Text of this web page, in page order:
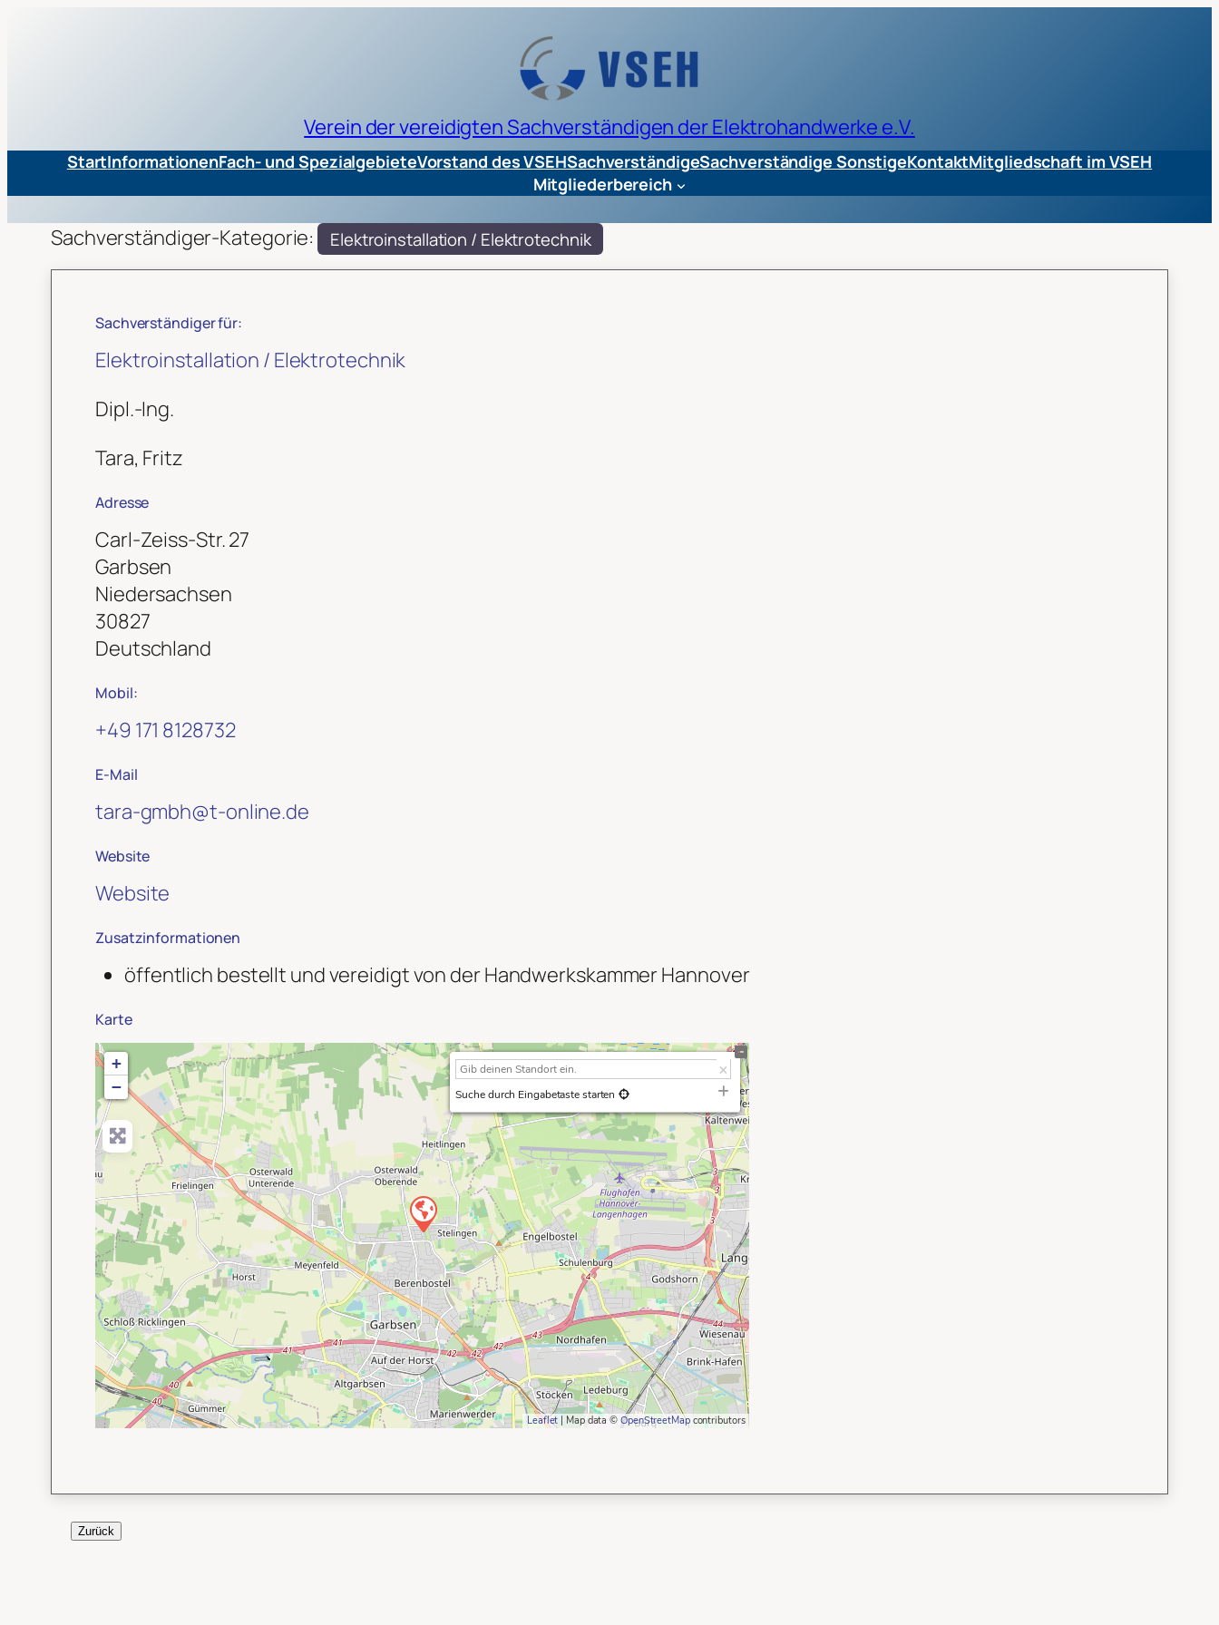
Verein der vereidigten Sachverständigen der Elektrohandwerke e.V.
StartInformationenFach- und SpezialgebieteVorstand des VSEHSachverständigeSachverständige SonstigeKontaktMitgliedschaft im VSEH
Mitgliederbereich
Sachverständiger-Kategorie: Elektroinstallation / Elektrotechnik
Sachverständiger für:
Elektroinstallation / Elektrotechnik
Dipl.-Ing.
Tara, Fritz
Adresse
Carl-Zeiss-Str. 27
Garbsen
Niedersachsen
30827
Deutschland
Mobil:
+49 171 8128732
E-Mail
tara-gmbh@t-online.de
Website
Website
Zusatzinformationen
öffentlich bestellt und vereidigt von der Handwerkskammer Hannover
Karte
+
−
Suche durch Eingabetaste starten
Leaflet | Map data © OpenStreetMapcontributors
Zurück